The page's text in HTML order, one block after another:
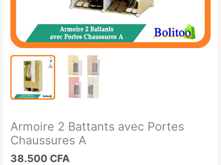
Armoire 2 Battants avec Portes
Chaussures A
38.500 CFA